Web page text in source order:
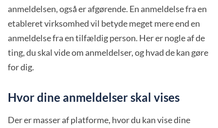
anmeldelsen, også er afgørende. En anmeldelse fra en
etableret virksomhed vil betyde meget mere end en
anmeldelse fra en tilfældig person. Her er nogle af de
ting, du skal vide om anmeldelser, og hvad de kan gøre
for dig.
Hvor dine anmeldelser skal vises
Der er masser af platforme, hvor du kan vise dine